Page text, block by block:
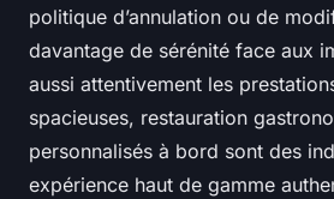
politique d’annulation ou de
davantage de sérénité face aux
aussi attentivement les
spacieuses, restauration
personnalisés à bord sont des
expérience haut de gamme